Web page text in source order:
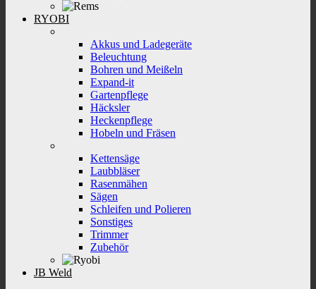
RYOBI
Akkus und Ladegeräte
Beleuchtung
Bohren und Meißeln
Expand-it
Gartenpflege
Häcksler
Heckenpflege
Hobeln und Fräsen
Kettensäge
Laubbläser
Rasenmähen
Sägen
Schleifen und Polieren
Sonstiges
Trimmer
Zubehör
JB Weld